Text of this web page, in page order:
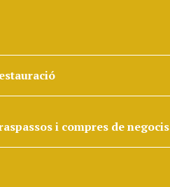
i compres de negocis